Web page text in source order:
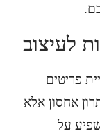
לעיצוב
פריטים
אחסון אלא
על